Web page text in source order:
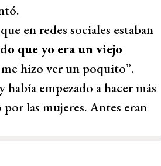
en redes sociales estaban
que yo era un viejo
hizo ver un poquito”.
empezado a hacer más
las mujeres. Antes eran